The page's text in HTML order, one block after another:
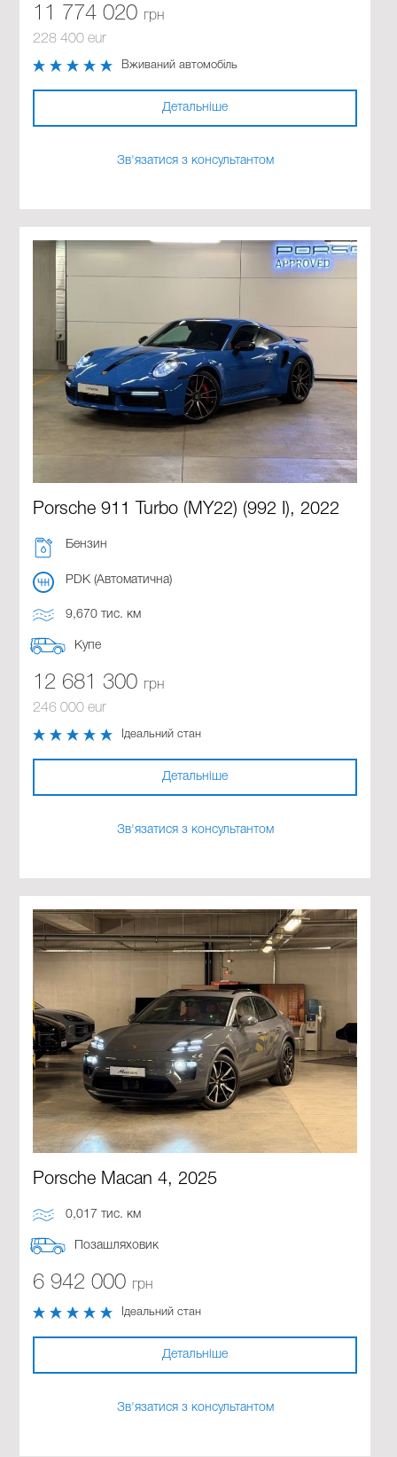
11 774 020 грн
228 400 eur
Вживаний автомобіль
Детальніше
Зв'язатися з консультантом
Porsche 911 Turbo (MY22) (992 I), 2022
Бензин
PDK (Автоматична)
9,670 тис. км
Купе
12 681 300 грн
246 000 eur
Ідеальний стан
Детальніше
Зв'язатися з консультантом
Porsche Macan 4, 2025
0,017 тис. км
Позашляховик
6 942 000 грн
Ідеальний стан
Детальніше
Зв'язатися з консультантом